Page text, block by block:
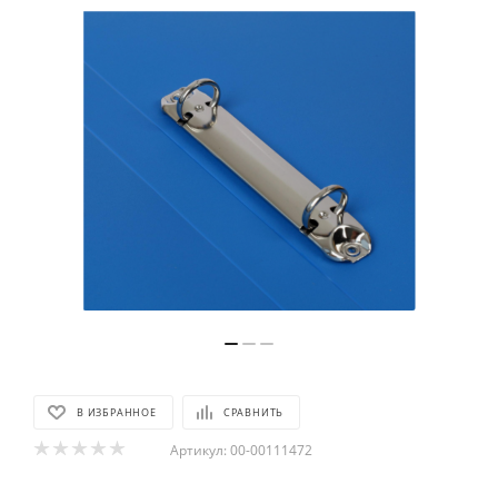
В ИЗБРАННОЕ СРАВНИТЬ
Артикул: 00-00111472